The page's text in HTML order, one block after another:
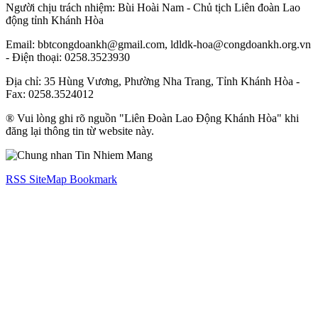
Người chịu trách nhiệm: Bùi Hoài Nam - Chủ tịch Liên đoàn Lao
động tỉnh Khánh Hòa
Email: bbtcongdoankh@gmail.com, ldldk-hoa@congdoankh.org.vn
- Điện thoại: 0258.3523930
Địa chỉ: 35 Hùng Vương, Phường Nha Trang, Tỉnh Khánh Hòa -
Fax: 0258.3524012
® Vui lòng ghi rõ nguồn "Liên Đoàn Lao Động Khánh Hòa" khi
đăng lại thông tin từ website này.
RSS SiteMap Bookmark